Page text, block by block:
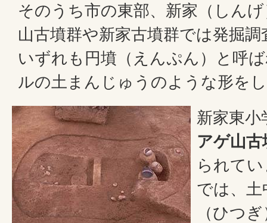
そのうち市の東部、新家（しん
山古墳群や新家古墳群では発掘
いずれも円墳（えんぷん）と呼
ルの土まんじゅうのような形を
新家東
アゲ山古
られて
では、
（ひつ